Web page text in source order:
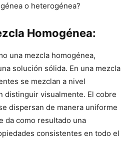
o heterogénea?
Homogénea:
una mezcla homogénea,
solución sólida. En una mezcla
se mezclan a nivel
distinguir visualmente. El cobre
dispersan de manera uniforme
da como resultado una
consistentes en todo el